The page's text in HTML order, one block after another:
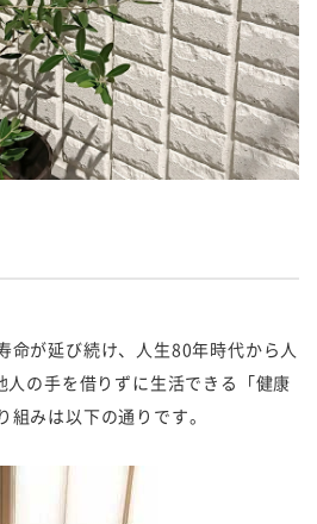
命が延び続け、人生80年時代から人
の手を借りずに生活できる「健康
みは以下の通りです。